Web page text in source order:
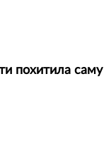
похитила саму